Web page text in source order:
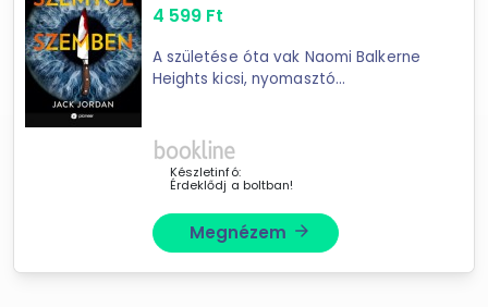
Forgalmazók
4 599 Ft
A születése óta vak Naomi Balkerne
Heights kicsi, nyomasztó
tönkrement; a 36 éves nő azt
Készletinfó:
Érdeklődj a boltban!
Megnézem arrow_forward